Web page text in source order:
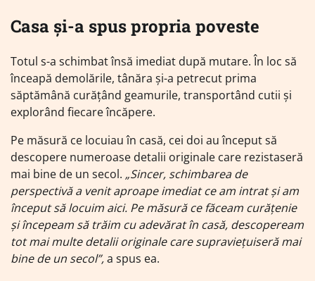
Casa și-a spus propria poveste
Totul s-a schimbat însă imediat după mutare. În loc să
înceapă demolările, tânăra și-a petrecut prima
săptămână curățând geamurile, transportând cutii și
explorând fiecare încăpere.
Pe măsură ce locuiau în casă, cei doi au început să
descopere numeroase detalii originale care rezistaseră
mai bine de un secol. „Sincer, schimbarea de
perspectivă a venit aproape imediat ce am intrat și am
început să locuim aici. Pe măsură ce făceam curățenie
și începeam să trăim cu adevărat în casă, descopeream
tot mai multe detalii originale care supraviețuiseră mai
bine de un secol”,a spus ea.